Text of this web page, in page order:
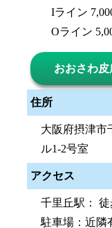
Iライン
Oライン
おおさわ
住所
大阪府摂津市
ル1-2号室
アクセス
千里丘駅： 徒
駐車場：近隣